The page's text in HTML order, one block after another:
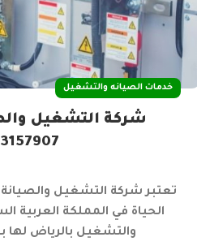
خدمات الصيانه والتشغيل
شركة التشغيل
تعتبر شركة التشغيل
الحياة في المملكة العربية
والتشغيل بالرياض